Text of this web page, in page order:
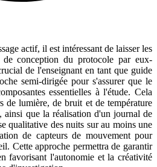
actif, il est intéressant de laisser les
de conception du protocole par eux-
de l'enseignant en tant que guide
semi-dirigée pour s'assurer que le
essentielles à l'étude. Cela
de lumière, de bruit et de température
ainsi que la réalisation d'un journal de
qualitative des nuits sur au moins une
de capteurs de mouvement pour
Cette approche permettra de garantir
favorisant l'autonomie et la créativité